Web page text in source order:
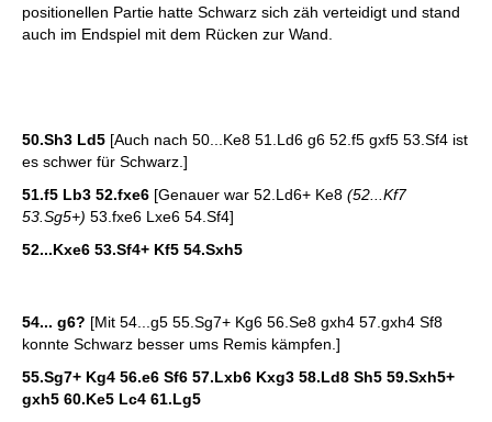
positionellen Partie hatte Schwarz sich zäh verteidigt und stand
auch im Endspiel mit dem Rücken zur Wand.
50.Sh3 Ld5 [Auch nach 50...Ke8 51.Ld6 g6 52.f5 gxf5 53.Sf4 ist
es schwer für Schwarz.]
51.f5 Lb3 52.fxe6 [Genauer war 52.Ld6+ Ke8 (52...Kf7
53.Sg5+) 53.fxe6 Lxe6 54.Sf4]
52...Kxe6 53.Sf4+ Kf5 54.Sxh5
54... g6? [Mit 54...g5 55.Sg7+ Kg6 56.Se8 gxh4 57.gxh4 Sf8
konnte Schwarz besser ums Remis kämpfen.]
55.Sg7+ Kg4 56.e6 Sf6 57.Lxb6 Kxg3 58.Ld8 Sh5 59.Sxh5+
gxh5 60.Ke5 Lc4 61.Lg5